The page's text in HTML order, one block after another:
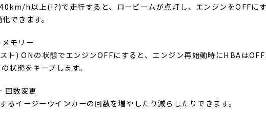
h以上(!?)で走行すると、ロービームが点灯し、エンジンをOFFに
できます。
モリー
ト) ONの状態でエンジンOFFにすると、エンジン再始動時にHBAは
状態をキープします。
回数変更
るイージーウインカーの回数を増やしたり減らしたりできます。